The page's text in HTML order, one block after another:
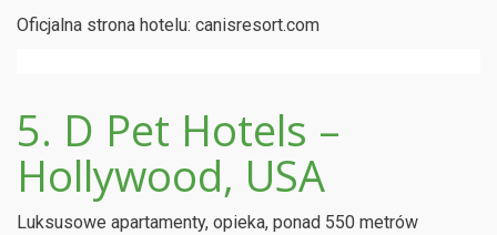
Oficjalna strona hotelu: canisresort.com
5. D Pet Hotels –
Hollywood, USA
Luksusowe apartamenty, opieka, ponad 550 metrów